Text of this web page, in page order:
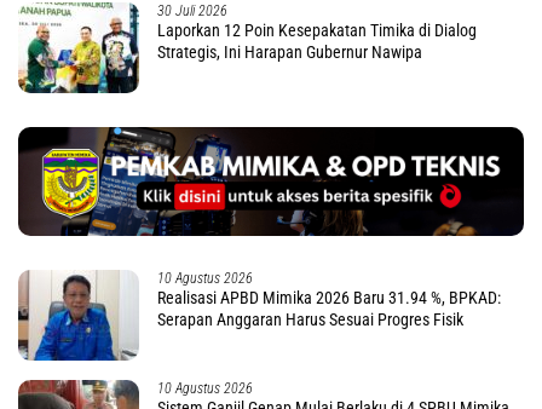
30 Juli 2026
Laporkan 12 Poin Kesepakatan Timika di Dialog
Strategis, Ini Harapan Gubernur Nawipa
10 Agustus 2026
Realisasi APBD Mimika 2026 Baru 31.94 %, BPKAD:
Serapan Anggaran Harus Sesuai Progres Fisik
10 Agustus 2026